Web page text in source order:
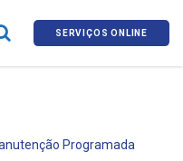
SERVIÇOS ONLINE
Programada